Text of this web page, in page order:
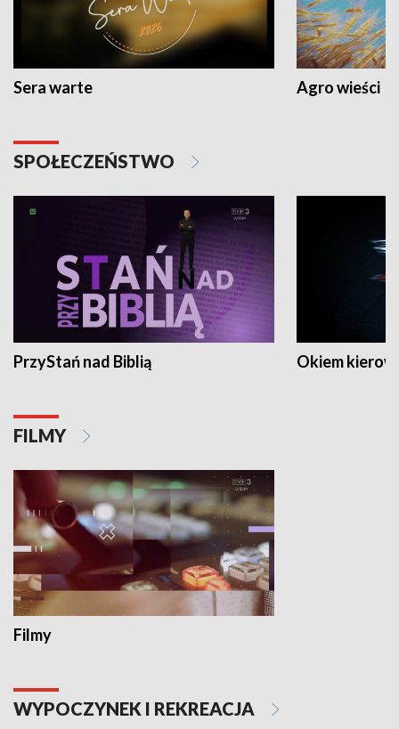
Sera warte Agro wieści
SPOŁECZEŃSTWO
PrzyStań nad Biblią Okiem
FILMY
Filmy
WYPOCZYNEK I REKREACJA